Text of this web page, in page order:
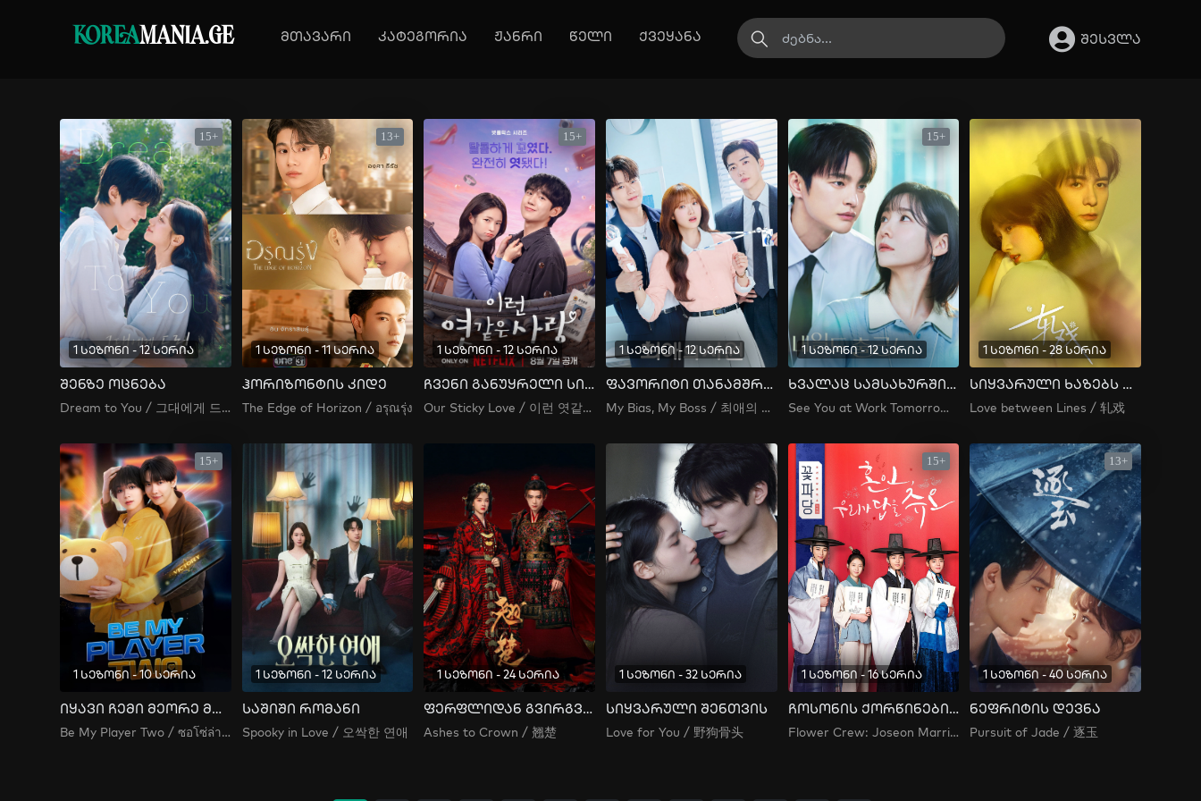
KOREAMANIA.GE მთავარი კატეგორია ჟანრი წელი ქვეყანა შესვლა
15+
1 სეზონი - 12 სერია
შენზე ოცნება
Dream to You / 그대에게 드림
13+
1 სეზონი - 11 სერია
ჰორიზონტის კიდე
The Edge of Horizon / อรุณรุ่ง
15+
1 სეზონი - 12 სერია
ჩვენი განუყრელი სიყვარული
Our Sticky Love / 이런 엿같은 사랑
1 სეზონი - 12 სერია
ფავორიტი თანამშრომელი
My Bias, My Boss / 최애의 사원
15+
1 სეზონი - 12 სერია
ხვალაც სამსახურში მივდივარ
See You at Work Tomorrow! / 내일도 출근!
1 სეზონი - 28 სერია
სიყვარული ხაზებს შორის
Love between Lines / 轧戏
15+
1 სეზონი - 10 სერია
იყავი ჩემი მეორე მოთამაშე
Be My Player Two / ซอโซ่ล่ามธีร์
1 სეზონი - 12 სერია
საშიში რომანი
Spooky in Love / 오싹한 연애
1 სეზონი - 24 სერია
ფერფლიდან გვირგვინამდე
Ashes to Crown / 翘楚
1 სეზონი - 32 სერია
სიყვარული შენთვის
Love for You / 野狗骨头
15+
1 სეზონი - 16 სერია
ჩოსონის ქორწინების სააგენტო
Flower Crew: Joseon Marriage Agency / 꽃파당: 조선혼담공작소
13+
1 სეზონი - 40 სერია
ნეფრიტის დევნა
Pursuit of Jade / 逐玉